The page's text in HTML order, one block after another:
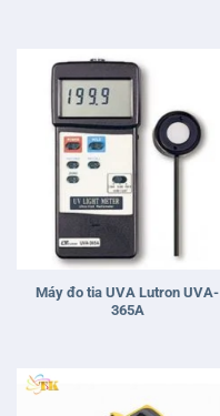
Máy đo tia UVA Lutron UVA-
365A